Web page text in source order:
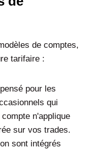
de comptes,
tarifaire :
pour les
qui
n'applique
sur vos trades.
sont intégrés